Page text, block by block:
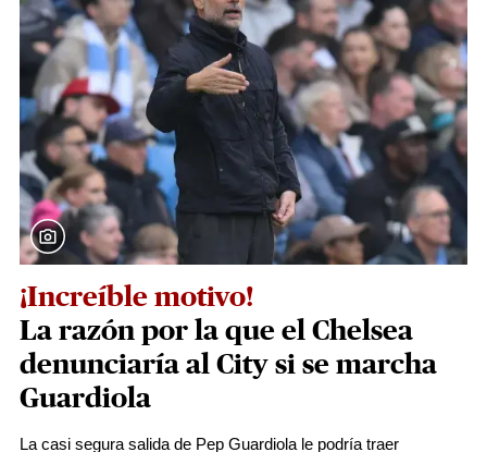
¡Increíble motivo!
La razón por la que el Chelsea
denunciaría al City si se marcha
Guardiola
La casi segura salida de Pep Guardiola le podría traer